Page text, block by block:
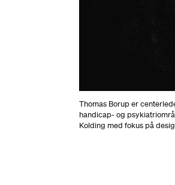
Thomas Borup er
handicap- og
Kolding med fokus på